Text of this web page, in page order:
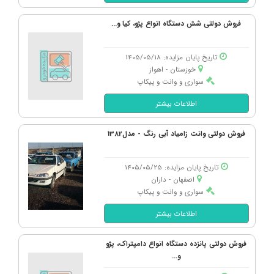
جک، S3 اتوماتیک مدل 1398
قیمت بازار: 1,840,000,000
تارا، اتوماتیک V4 TU5P ال ایکس مدل
1403
قیمت بازار: 2,140,000,000
فروش دولتی: 1,284,000,000
لیفان، X50 اتوماتیک مدل 1394
فروش دولتی: 360,000,000
دنا، پلاس EF7 اتوماتیک توربو آپشنال مدل
1404
قیمت بازار: 1,725,000,000
فروش دولتی: 1,035,000,000
کیا، اسپورتیج 4 سیلندر ساده مدل 2013
فروش دولتی شش دستگاه انواع پژو، کیا و...
تاریخ پایان مزایده: 1405/05/18
خوزستان - اهواز
سواری و وانت و پیکاپ
اطلاعات بیشتر
فروش دولتی وانت زامیاد آبی رنگ - مدل1382
تاریخ پایان مزایده: 1405/05/25
اصفهان - داران
سواری و وانت و پیکاپ
اطلاعات بیشتر
فروش دولتی پانزده دستگاه انواع دامپتراک، پژو
و...